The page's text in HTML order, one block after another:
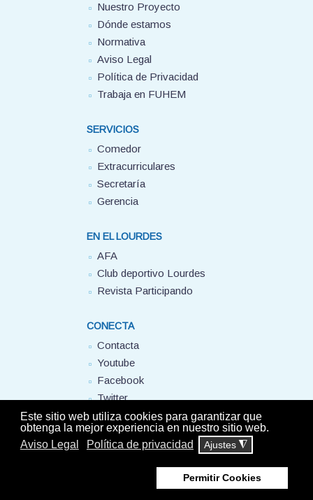
Este sitio web utiliza cookies para garantizar que
obtenga la mejor experiencia en nuestro sitio web.
Aviso Legal
Política de privacidad Ajustes ◮
Permitir Cookies
Nuestro Proyecto
Dónde estamos
Normativa
Aviso Legal
Política de Privacidad
Trabaja en FUHEM
SERVICIOS
Comedor
Extracurriculares
Secretaría
Gerencia
EN EL LOURDES
AFA
Club deportivo Lourdes
Revista Participando
CONECTA
Contacta
Youtube
Facebook
Twitter
FUHEM
Política de privacidad